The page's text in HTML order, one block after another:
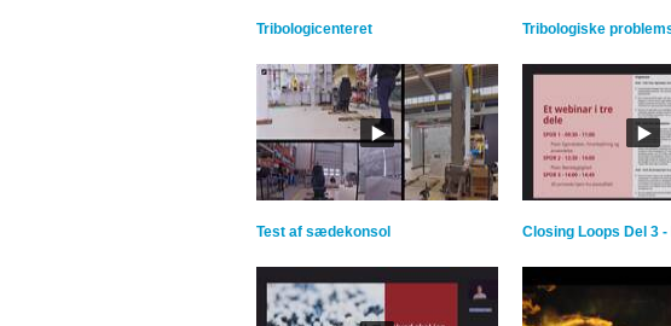
Tribologicenteret Tribologiske
Test af sædekonsol Closing Loops Del 3 -